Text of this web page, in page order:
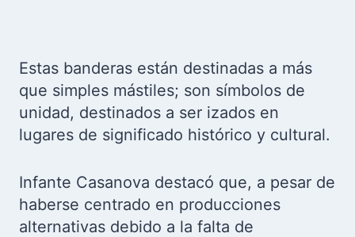
Estas banderas están destinadas a más
que simples mástiles; son símbolos de
unidad, destinados a ser izados en
lugares de significado histórico y cultural.
Infante Casanova destacó que, a pesar de
haberse centrado en producciones
alternativas debido a la falta de